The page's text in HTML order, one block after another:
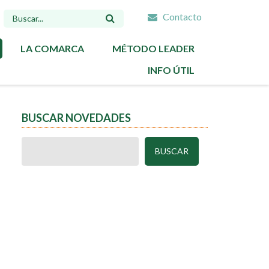
Contacto
DELA COMARCA
MÉTODO LEADER
INFO ÚTIL
BUSCAR NOVEDADES